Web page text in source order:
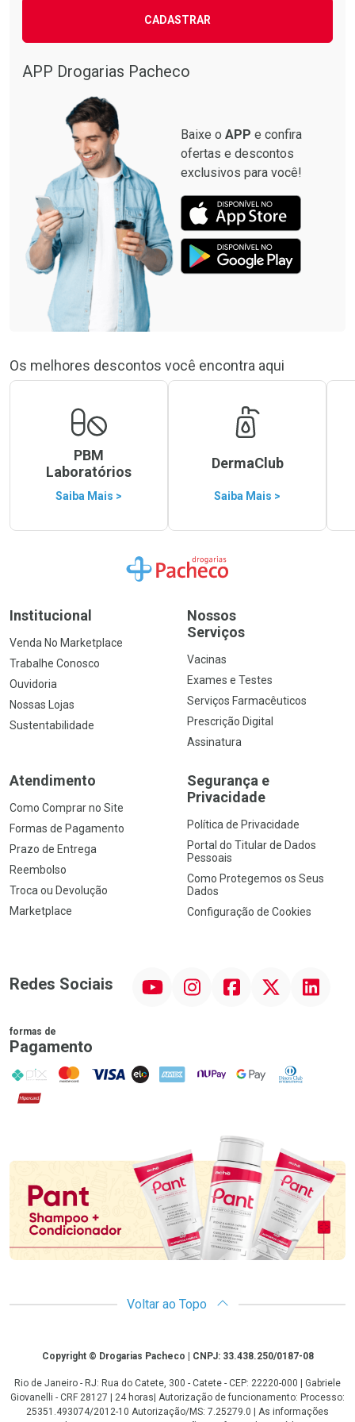
CADASTRAR
APP Drogarias Pacheco
Baixe o APP e confira
ofertas e descontos
exclusivos para você!
Os melhores descontos você encontra aqui
PBM
Laboratórios
Saiba Mais >
DermaClub
Saiba Mais >
Ir para a Home
Institucional
Venda No Marketplace
Trabalhe Conosco
Ouvidoria
Nossas Lojas
Sustentabilidade
Nossos
Serviços
Vacinas
Exames e Testes
Serviços Farmacêuticos
Prescrição Digital
Assinatura
Atendimento
Como Comprar no Site
Formas de Pagamento
Prazo de Entrega
Reembolso
Troca ou Devolução
Marketplace
Segurança e
Privacidade
Política de Privacidade
Portal do Titular de Dados
Pessoais
Como Protegemos os Seus
Dados
Configuração de Cookies
Redes Sociais InstagramFacebookTwitter Linkedin
formas de
Pagamento
PIX MasterCard
VISA ELO AMEX NuPay Google PayDiners Club
Hipercard
Promoção em Destaque
Voltar ao Topo
CopyrightCopyright © Drogarias Pacheco | CNPJ: 33.438.250/0187-08
Rio de Janeiro - RJ: Rua do Catete, 300 - Catete - CEP: 22220-000 | Gabriele
Giovanelli - CRF 28127 | 24 horas| Autorização de funcionamento: Processo:
25351.493074/2012-10 Autorização/MS: 7.25279.0 | As informações